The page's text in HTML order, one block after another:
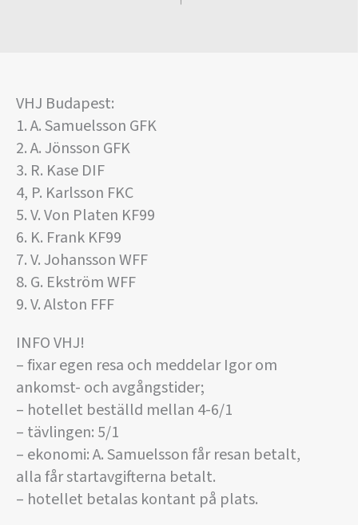
VHJ Budapest:
1. A. Samuelsson GFK
2. A. Jönsson GFK
3. R. Kase DIF
4, P. Karlsson FKC
5. V. Von Platen KF99
6. K. Frank KF99
7. V. Johansson WFF
8. G. Ekström WFF
9. V. Alston FFF
INFO VHJ!
– fixar egen resa och meddelar Igor om
ankomst- och avgångstider;
– hotellet beställd mellan 4-6/1
– tävlingen: 5/1
– ekonomi: A. Samuelsson får resan betalt,
alla får startavgifterna betalt.
– hotellet betalas kontant på plats.